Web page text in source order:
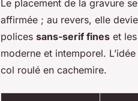
Le placement de la gravure
affirmée ; au revers, elle
polices sans-serif fines et
moderne et intemporel.
col roulé en cachemire.